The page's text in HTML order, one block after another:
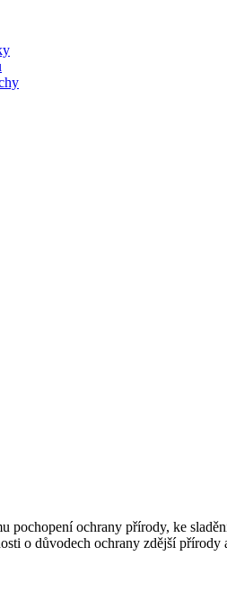
pochopení ochrany přírody, ke
o důvodech ochrany zdější přírody